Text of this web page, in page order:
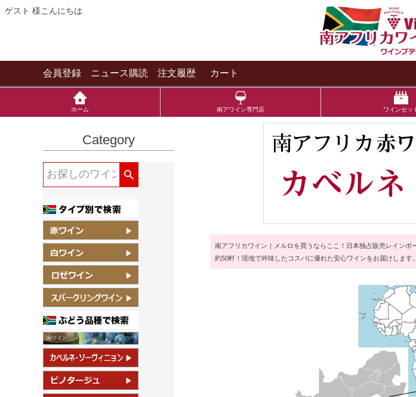
ゲスト 様こんにちは
会員登録 ニュース購読 注文履歴 カート
ホーム 南アワイン専門店 ワインセッ
Category
南アフリカワイン｜メルロを買うならここ！ 日本独占販売レインボ
約50軒！現地で吟味したコスパに優れた安心ワインをお届けします。